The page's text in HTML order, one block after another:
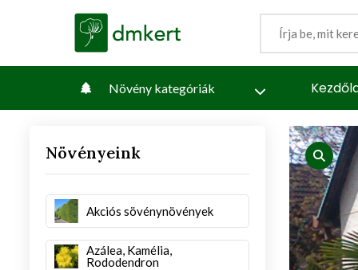
Növény kategóriák
Növényeink
Akciós sövénynövények
Azálea, Kamélia,
Rododendron
product